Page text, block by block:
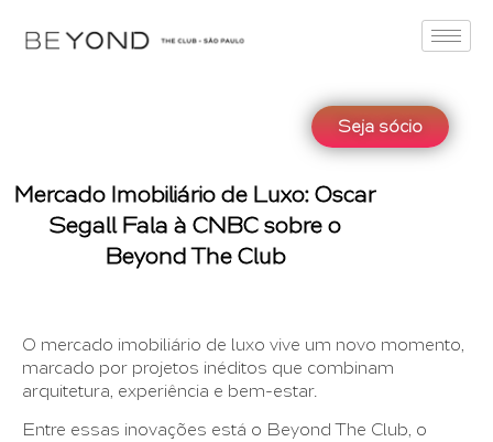
Seja sócio
Mercado Imobiliário de Luxo: Oscar
Segall Fala à CNBC sobre o
Beyond The Club
O mercado imobiliário de luxo vive um novo momento,
marcado por projetos inéditos que combinam
arquitetura, experiência e bem-estar.
Entre essas inovações está o Beyond The Club, o